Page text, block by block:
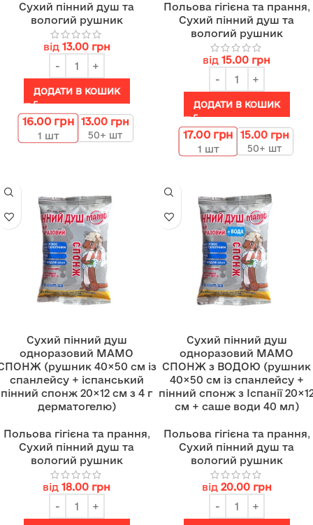
Сухий пінний душ та
вологий рушник
від 13.00 грн
ДОДАТИ В КОШИК
16.00 грн
1 шт
13.00 грн
50+ шт
Польова гігієна та прання,
Сухий пінний душ та
вологий рушник
від 15.00 грн
ДОДАТИ В КОШИК
17.00 грн
1 шт
15.00 грн
50+ шт
Сухий пінний душ
одноразовий МАМО
(рушник 40×50 см із
спанлейсу + іспанський
пінний спонж 20×12 см з 4 г
дерматогелю)
Польова гігієна та прання,
Сухий пінний душ та
вологий рушник
від 18.00 грн
Сухий пінний душ
одноразовий МАМО
СПОНЖ з ВОДОЮ (рушник
40×50 см із спанлейсу +
пінний спонж з Іспанії
см + саше води 40 мл)
Польова гігієна та прання,
Сухий пінний душ та
вологий рушник
від 20.00 грн